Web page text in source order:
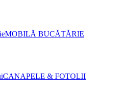
MOBILĂ BUCĂTĂRIE
CANAPELE & FOTOLII